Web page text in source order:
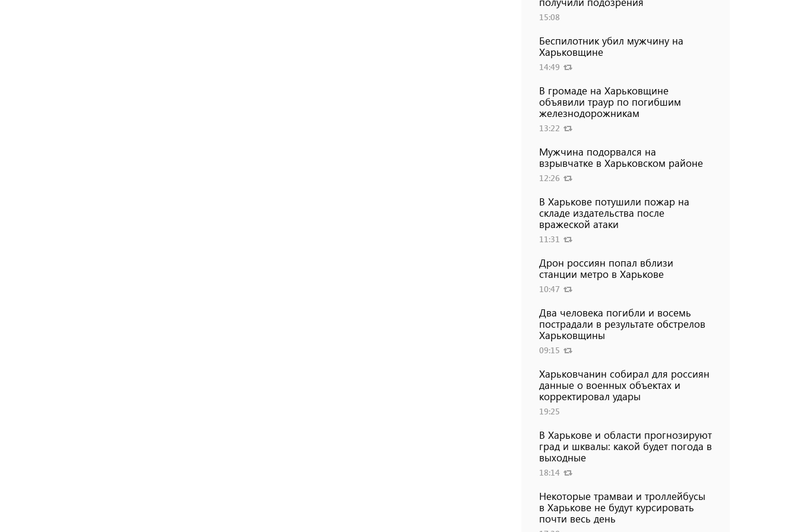
15:08
Беспилотник убил мужчину на
Харьковщине
14:49
В громаде на Харьковщине
объявили траур по погибшим
железнодорожникам
13:22
Мужчина подорвался на
взрывчатке в Харьковском районе
12:26
В Харькове потушили пожар на
складе издательства после
вражеской атаки
11:31
Дрон россиян попал вблизи
станции метро в Харькове
10:47
Два человека погибли и восемь
пострадали в результате обстрелов
Харьковщины
09:15
Харьковчанин собирал для россиян
данные о военных объектах и ​​
корректировал удары
19:25
В Харькове и области прогнозируют
град и шквалы: какой будет погода в
выходные
18:14
Некоторые трамваи и троллейбусы
в Харькове не будут курсировать
почти весь день